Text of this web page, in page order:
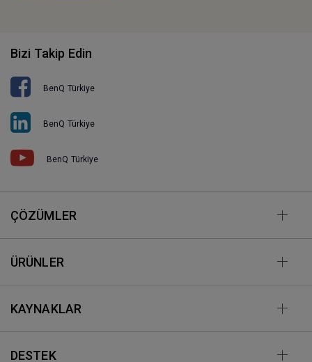
Bizi Takip Edin
BenQ Türkiye
BenQ Türkiye
BenQ Türkiye
ÇÖZÜMLER
ÜRÜNLER
KAYNAKLAR
DESTEK